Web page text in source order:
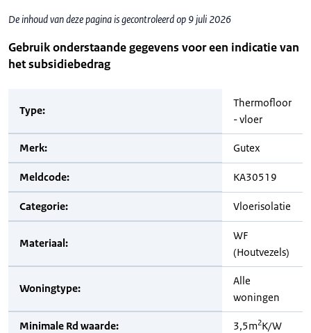
De inhoud van deze pagina is gecontroleerd op 9 juli 2026
Gebruik onderstaande gegevens voor een indicatie van
het subsidiebedrag
Type:
Thermofloor
- vloer
Merk: Gutex
Meldcode: KA30519
Categorie: Vloerisolatie
Materiaal:
WF
(Houtvezels)
Woningtype:
Alle
woningen
Minimale Rd waarde: 3,5m2K/W